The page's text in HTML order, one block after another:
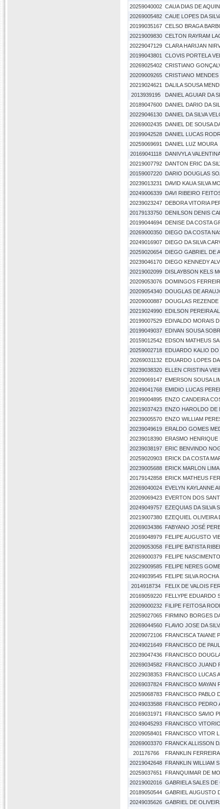
20259040002 CAUA DIAS DE
20269005482 CAUE LOPES DA
20199035167 CELSO BRAGA
20219009830 CELTON RAYRAM
20229047129 CLARA HARIJAN
20199043801
CLOVIS PORTELA
20269025402 CRISTIANO
20209009265 CRISTIANO MENDES
20219024621
DALILA SOUSA
2013939195
DANIEL AGUIAR DA
20189047600 DANIEL DARIO DA
20229046130 DANIEL DA SILVA
20269002435 DANIEL DE SOUSA
20199042528 DANIEL LUCAS
20259069691
DANIEL LUZ MOURA
20169041118
DANIVYLA
20219007792 DANTON ERIC DA
20159007220 DARIO DOUGLAS
20239013231
DAVID KAUA SILVA
20249006339 DAVI RIBEIRO
20239023247 DEBORA VITORIA
20179133750 DENILSON DENIS
20199044694 DENISE DA COSTA
20269000350 DIEGO DA COSTA
20249016907 DIEGO DA SILVA
20259020654 DIEGO GABRIEL DE
20239046170 DIEGO KENNEDY
20219002099 DISLAYBSON KELS
20209053076 DOMINGOS
20209054340 DOUGLAS DE
20209000887 DOUGLAS REZENDE
20219024990 EDILSON PEREIRA
20199007529 EDIVALDO MORAIS
20199049037 EDIVAN SOUSA
20159012542 EDSON MATHEUS
20259002718 EDUARDO KALIO DO
20269031132
EDUARDO LOPES DA
20239038320 ELLEN CRISTINA
20209069147 EMERSON SOUSA
20249041768 EMIDIO LUCAS
20199004895 ENZO CANDEIRA
20219037423 ENZO HAROLDO DE
20239005570 ENZO WILLIAM
20239049619 ERALDO GOMES
20239018390 ERASMO HENRIQUE
20239038197 ERIC BENVINDO
20259020903 ERICK DA COSTA
20239005688 ERICK MARLON
20179142858 ERICK MATHEUS
20269040024 EVELYN KAYLANNE
20209069423 EVERTON DOS
20249049757 EZEQUIAS DA SILVA
20219007380 EZEQUIEL OLIVEIRA
20269034386 FABYANO JOSÉ
20169048979 FELIPE AUGUSTO
20209053058 FELIPE BATISTA
20269000379 FELIPE
20229009585 FELIPE NERES
20249039545 FELIPE SILVA ROCHA
2014918734
FELIX DE VALOIS
20169059220 FELLYPE EDUARDO
20209000232 FILIPE FEITOSA
20259027065 FIRMINO BORGES
20269044560 FLAVIO JOSE DA
20209072106 FRANCISCA TAIANE
20249021649 FRANCISCO DE
20239047436 FRANCISCO
20269034582 FRANCISCO JUAND
20229038353 FRANCISCO LUCAS
20269037824 FRANCISCO MAYAN
20259068783 FRANCISCO PABLO
20249033588 FRANCISCO PEDRO
20169031971
FRANCISCO SAVIO
20249045293 FRANCISCO
20209058401
FRANCISCO VITOR
20269003370 FRANCK ALLISSON
201176766
FRANKLIN
20219042648 FRANKLIN WILLIAM
20259037651
FRANQUIMAR DE
20219002016 GABRIELA SALES DE
20189050544 GABRIEL AUGUSTO
20249035626 GABRIEL DE